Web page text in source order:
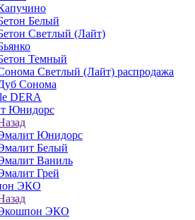
Белый
Светлый (Лайт)
Темный
Светлый (Лайт) распродажа
Сонома
DERA
Юнидорс
Юнидорс
Белый
Ваниль
Грей
ЭКО
ЭКО